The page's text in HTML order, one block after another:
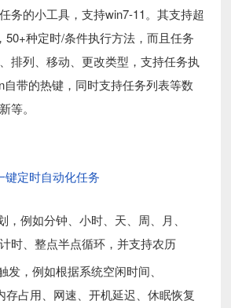
务的小工具，支持win7-11。其支持超
50+种定时/条件执行方法，而且任务
排列、移动、更改类型，支持任务执
带的热键，同时支持任务列表等数
等。
，例如分钟、小时、天、周、月、
时、整点半点循环，并支持农历
发，例如根据系统空闲时间、
存占用、网速、开机延迟、休眠恢复